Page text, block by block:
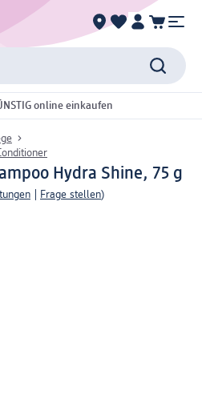
online einkaufen
Hydra Shine, 75 g
Frage stellen)